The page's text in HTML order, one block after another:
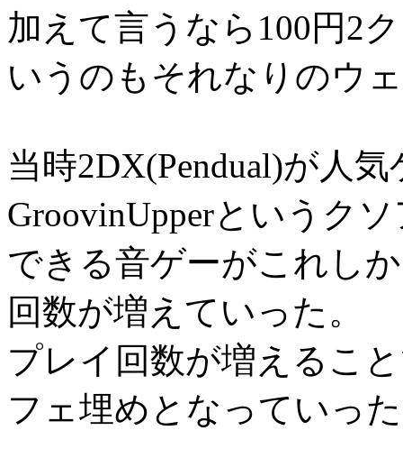
加えて言うなら100円2
いうのもそれなりのウ
当時2DX(Pendual)が人
GroovinUpperというク
できる音ゲーがこれし
回数が増えていった。
プレイ回数が増えるこ
フェ埋めとなっていっ